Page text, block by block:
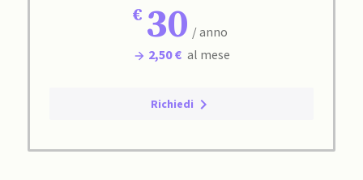
30 / anno
2,50 € al mese
Richiedi